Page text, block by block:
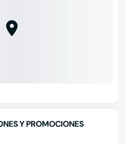
Y PROMOCIONES